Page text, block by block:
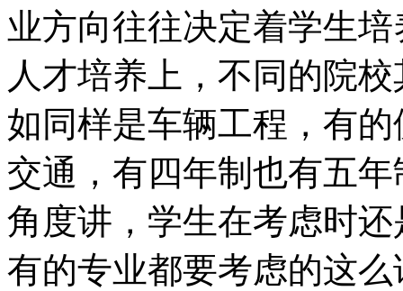
业方向往往决定着学生
人才培养上，不同的院
如同样是车辆工程，有
交通，有四年制也有五
角度讲，学生在考虑时
有的专业都要考虑的这